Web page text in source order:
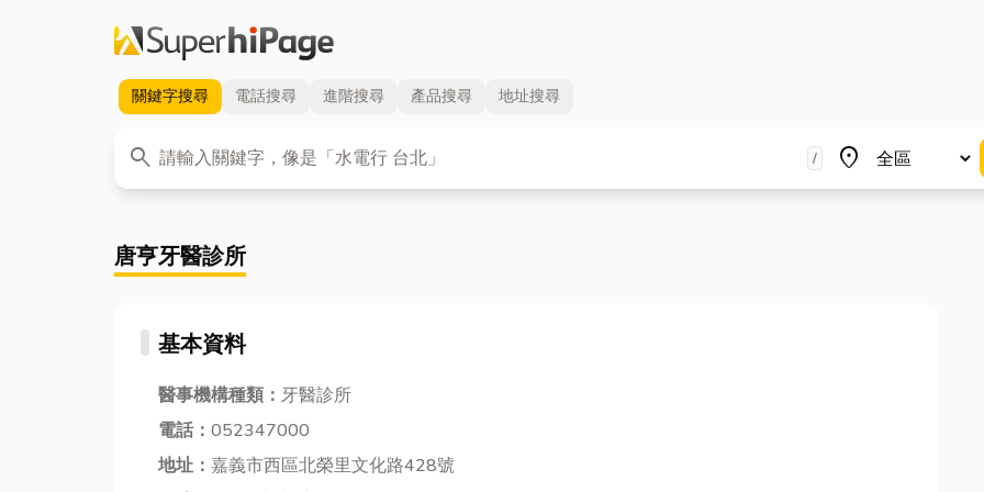
關鍵字搜尋 電話搜尋 進階搜尋 產品搜尋 地址搜尋
search
關鍵字 / place
地區
唐亨牙醫診所
基本資料
醫事機構種類： 牙醫診所
電話： 052347000
地址： 嘉義市西區北榮里文化路428號